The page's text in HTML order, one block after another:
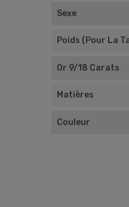
Sexe
Poids (pour La
Or 9/18 Carats
Matières
Couleur